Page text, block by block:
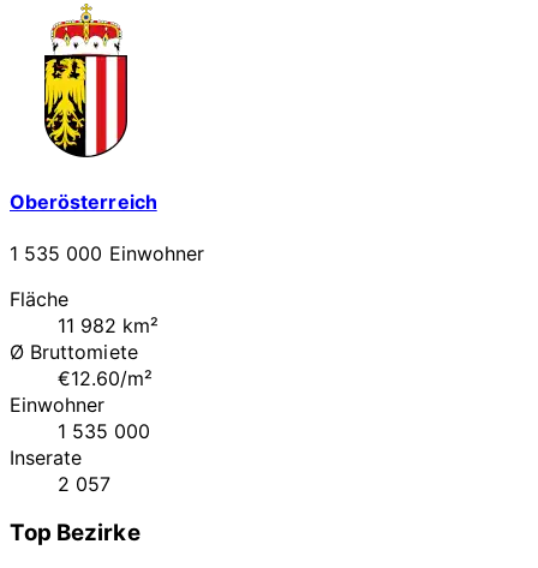
Oberösterreich
1 535 000 Einwohner
Fläche
11 982 km²
Ø Bruttomiete
€12.60/m²
Einwohner
1 535 000
Inserate
2 057
Top Bezirke